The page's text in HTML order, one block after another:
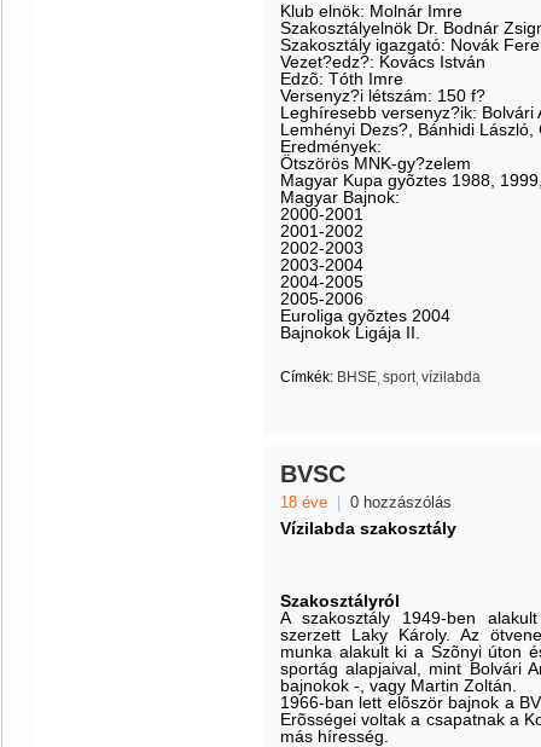
Klub elnök: Molnár Imre
Szakosztályelnök Dr. Bodnár
Szakosztály igazgató: Novák
Vezet?edz?: Kovács István
Edzõ: Tóth Imre
Versenyz?i létszám: 150 f?
Leghíresebb versenyz?ik:
Lemhényi Dezs?, Bánhidi
Eredmények:
Ötszörös MNK-gy?zelem
Magyar Kupa gyõztes 1988,
Magyar Bajnok:
2000-2001
2001-2002
2002-2003
2003-2004
2004-2005
2005-2006
Euroliga gyõztes 2004
Bajnokok Ligája II.
Címkék: BHSE sport vízilabda
BVSC
18 éve 0 hozzászólás
Vízilabda szakosztály
Szakosztályról
A szakosztály 1949-ben
szerzett Laky Károly. Az
munka alakult ki a Szõnyi úton
sportág alapjaival, mint Bolvári
bajnokok -, vagy Martin Zoltán.
1966-ban lett elõször bajnok a
Erõsségei voltak a csapatnak a
más híresség.